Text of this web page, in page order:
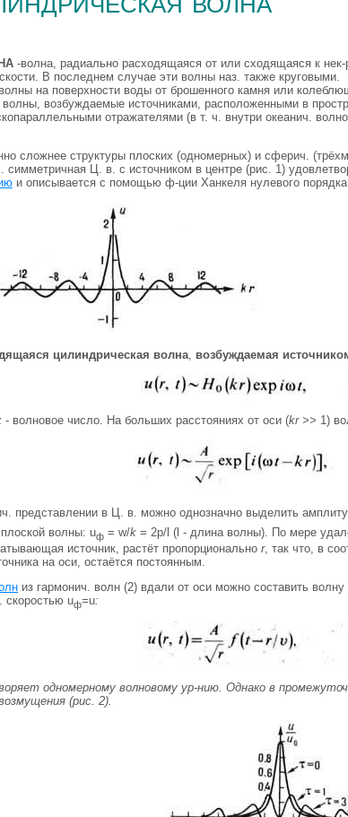
-волна, радиально расходящаяся от или сходящаяся к нек-
В последнем случае эти волны наз. также круговыми.
на поверхности воды от брошенного камня или
возбуждаемые источниками, расположенными в
отражателями (в т. ч. внутри океанич.
сложнее структуры плоских (одномерных) и сферич.
Ц. в. с источником в центре (рис. 1)
и описывается с помощью ф-ции Ханкеля нулевого порядка
цилиндрическая волна возбуждаемая
- волновое число. На больших расстояниях от оси (kr >> 1)
представлении в Ц. в. можно однозначно выделить
волны: uф = w/k = 2p/l (l - длина волны). По мере
источник, растёт пропорционально r, так что, в
на оси, остаётся постоянным.
из гармонич. волн (2) вдали от оси можно составить
скоростью uф=u:
одномерному волновому ур-нию. Однако в
(рис. 2).